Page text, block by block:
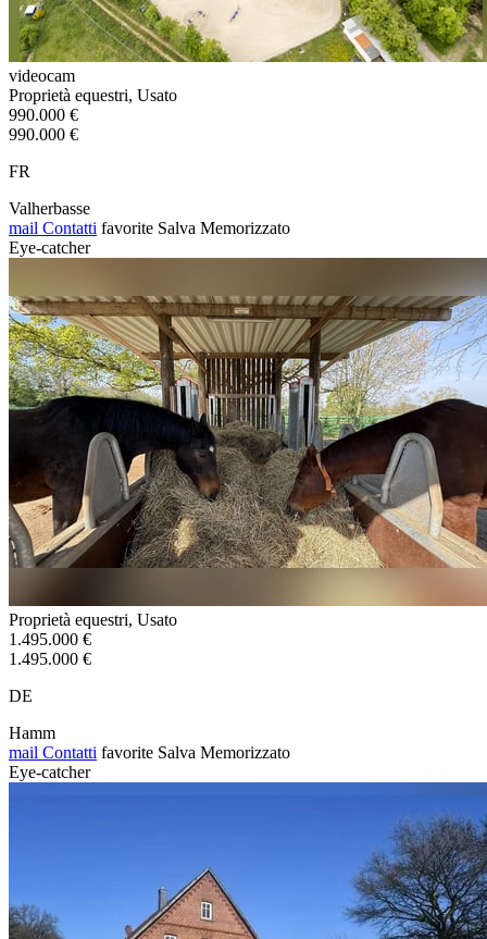
videocam
Proprietà equestri, Usato
990.000 €
990.000 €
FR
Valherbasse
mail Contatti favorite Salva Memorizzato
Eye-catcher
Proprietà equestri, Usato
1.495.000 €
1.495.000 €
DE
Hamm
mail Contatti favorite Salva Memorizzato
Eye-catcher